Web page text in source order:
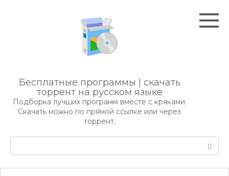
Бесплатные программы | скачать
торрент на русском языке
Подборка лучших программ вместе с кряками.
Скачать можно по прямой ссылке или через
торрент.